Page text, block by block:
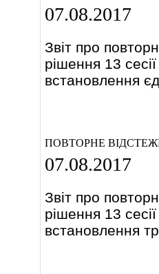
07.08.2017
Звіт про
рішення 13
встановлення
ПОВТОРНЕ
07.08.2017
Звіт про
рішення 13
встановлення